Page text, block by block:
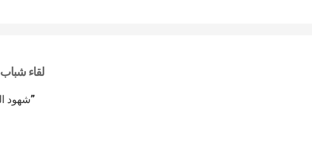
لقاء
شهود الرجاء المسيحي في العالم كلّه”